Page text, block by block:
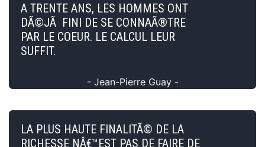
A TRENTE ANS, LES HOMMES ONT
DÃ©JÃ FINI DE SE CONNAÃ®TRE
PAR LE COEUR. LE CALCUL LEUR
SUFFIT.
- Jean-Pierre Guay -
LA PLUS HAUTE FINALITÃ© DE LA
RICHESSE NÂ€™EST PAS DE FAIRE DE